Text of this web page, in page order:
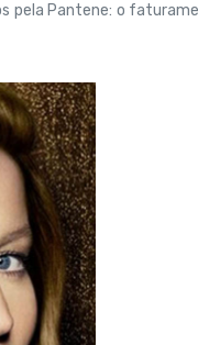
pela Pantene: o